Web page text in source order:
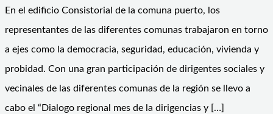
En el edificio Consistorial de la comuna puerto, los
representantes de las diferentes comunas trabajaron en torno
a ejes como la democracia, seguridad, educación, vivienda y
probidad. Con una gran participación de dirigentes sociales y
vecinales de las diferentes comunas de la región se llevo a
cabo el “Dialogo regional mes de la dirigencias y […]